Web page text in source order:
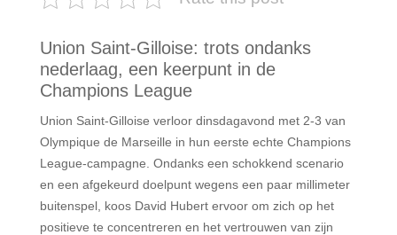
Union Saint-Gilloise: trots ondanks
nederlaag, een keerpunt in de
Champions League
Union Saint-Gilloise verloor dinsdagavond met 2-3 van
Olympique de Marseille in hun eerste echte Champions
League-campagne. Ondanks een schokkend scenario
en een afgekeurd doelpunt wegens een paar millimeter
buitenspel, koos David Hubert ervoor om zich op het
positieve te concentreren en het vertrouwen van zijn